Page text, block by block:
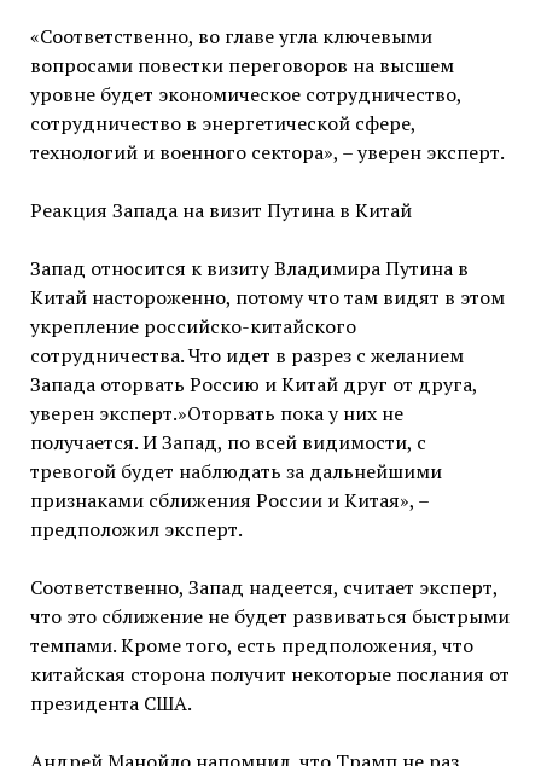
«Соответственно, во главе угла ключевыми
вопросами повестки переговоров на высшем
уровне будет экономическое сотрудничество,
сотрудничество в энергетической сфере,
технологий и военного сектора», – уверен эксперт.
Реакция Запада на визит Путина в Китай
Запад относится к визиту Владимира Путина в
Китай настороженно, потому что там видят в этом
укрепление российско-китайского
сотрудничества. Что идет в разрез с желанием
Запада оторвать Россию и Китай друг от друга,
уверен эксперт.»Оторвать пока у них не
получается. И Запад, по всей видимости, с
тревогой будет наблюдать за дальнейшими
признаками сближения России и Китая», –
предположил эксперт.
Соответственно, Запад надеется, считает эксперт,
что это сближение не будет развиваться быстрыми
темпами. Кроме того, есть предположения, что
китайская сторона получит некоторые послания от
президента США.
Андрей Манойло напомнил, что Трамп не раз